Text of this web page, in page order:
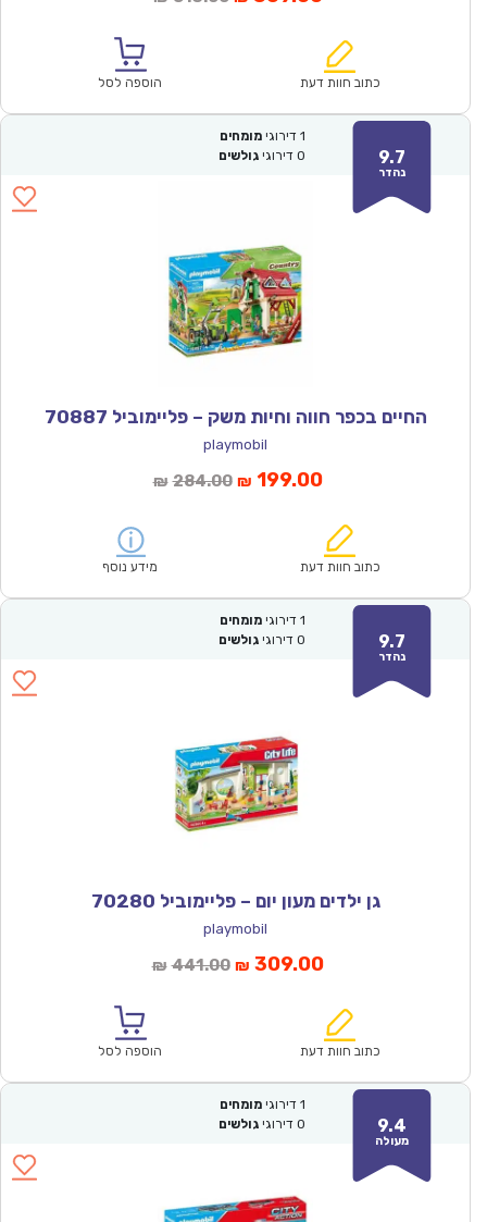
₪513.00.
הוא:
כתוב חוות דעת הוספה לסל
9.7
נהדר
1 דירוגי מומחים
0 דירוגי גולשים
החיים בכפר חווה וחיות משק – פליימוביל 70887
playmobil
₪ 284.00המחיר
₪284.00.
₪ 199.00המחיר
הוא:
כתוב חוות דעת מידע נוסף
9.7
נהדר
1 דירוגי מומחים
0 דירוגי גולשים
גן ילדים מעון יום – פליימוביל 70280
playmobil
₪ 441.00המחיר
₪441.00.
₪ 309.00המחיר
הוא:
כתוב חוות דעת הוספה לסל
9.4
מעולה
1 דירוגי מומחים
0 דירוגי גולשים